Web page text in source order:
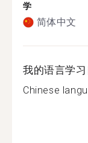
学
简体中文
我的语言学
Chinese